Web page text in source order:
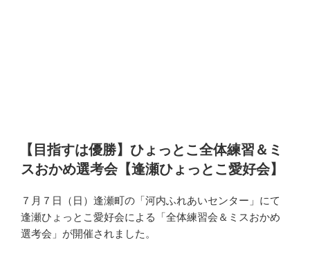
【目指すは優勝】ひょっとこ全体練習＆ミ
スおかめ選考会【逢瀬ひょっとこ愛好会】
７月７日（日）逢瀬町の「河内ふれあいセンター」にて
逢瀬ひょっとこ愛好会による「全体練習会＆ミスおかめ
選考会」が開催されました。